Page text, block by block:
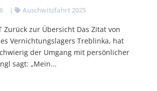
| Auschwitzfahrt 2025
Zurück zur Übersicht Das Zitat von
Vernichtungslagers Treblinka, hat
der Umgang mit persönlicher
sagt: „Mein...